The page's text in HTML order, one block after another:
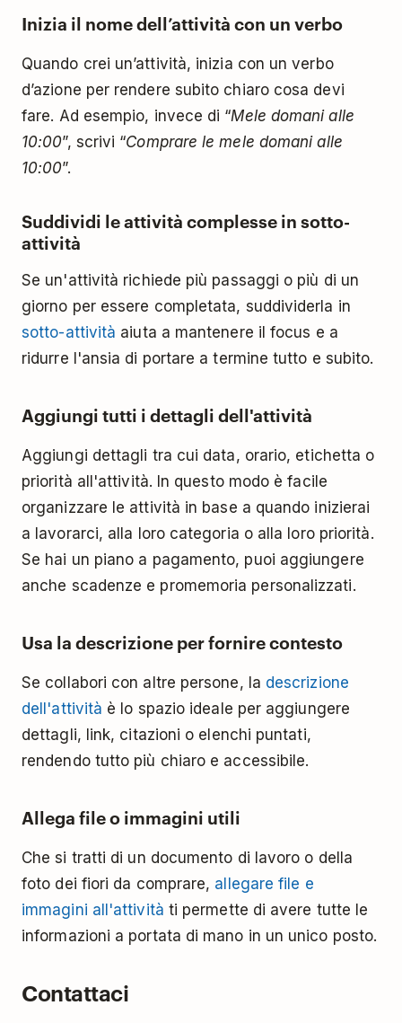
Inizia il nome dell’attività con un verbo
Quando crei un’attività, inizia con un verbo
d’azione per rendere subito chiaro cosa devi
fare. Ad esempio, invece di “Mele domani alle
10:00”, scrivi “Comprare le mele domani alle
10:00”.
Suddividi le attività complesse in sotto-
attività
Se un'attività richiede più passaggi o più di un
giorno per essere completata, suddividerla in
sotto-attività aiuta a mantenere il focus e a
ridurre l'ansia di portare a termine tutto e subito.
Aggiungi tutti i dettagli dell'attività
Aggiungi dettagli tra cui data, orario, etichetta o
priorità all'attività. In questo modo è facile
organizzare le attività in base a quando inizierai
a lavorarci, alla loro categoria o alla loro priorità.
Se hai un piano a pagamento, puoi aggiungere
anche scadenze e promemoria personalizzati.
Usa la descrizione per fornire contesto
Se collabori con altre persone, la descrizione
dell'attività è lo spazio ideale per aggiungere
dettagli, link, citazioni o elenchi puntati,
rendendo tutto più chiaro e accessibile.
Allega file o immagini utili
Che si tratti di un documento di lavoro o della
foto dei fiori da comprare, allegare file e
immagini all'attività ti permette di avere tutte le
informazioni a portata di mano in un unico posto.
Contattaci